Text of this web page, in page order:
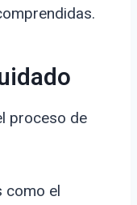
proceso de
como el